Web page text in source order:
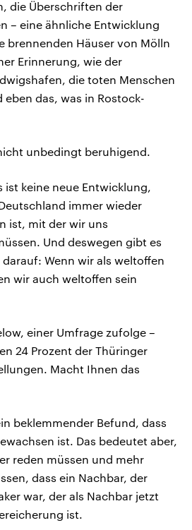
die Überschriften der
– eine ähnliche Entwicklung
brennenden Häuser von Mölln
Erinnerung, wie der
die toten Menschen
das, was in Rostock-
unbedingt beruhigend.
ist keine neue Entwicklung,
immer wieder
ist, mit der wir uns
Und deswegen gibt es
Wenn wir als weltoffen
wir auch weltoffen sein
einer Umfrage zufolge –
24 Prozent der Thüringer
Macht Ihnen das
beklemmender Befund, dass
ist. Das bedeutet aber,
reden müssen und mehr
dass ein Nachbar, der
war, der als Nachbar jetzt
ist.